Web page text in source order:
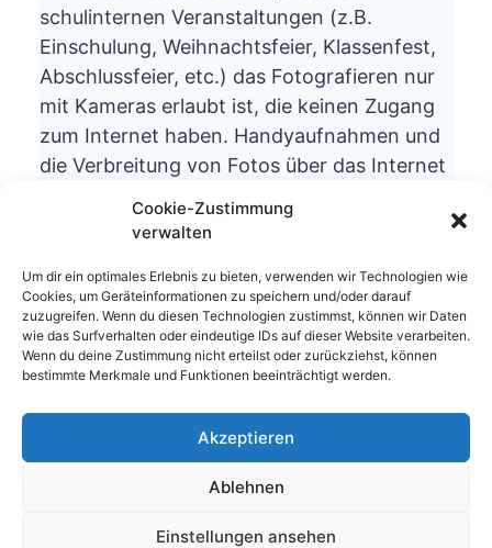
Cookie-Zustimmung
verwalten
Um dir ein optimales Erlebnis zu bieten, verwenden wir Technologien wie
Cookies, um Geräteinformationen zu speichern und/oder darauf
zuzugreifen. Wenn du diesen Technologien zustimmst, können wir Daten
wie das Surfverhalten oder eindeutige IDs auf dieser Website verarbeiten.
Wenn du deine Zustimmung nicht erteilst oder zurückziehst, können
bestimmte Merkmale und Funktionen beeinträchtigt werden.
Akzeptieren
Ablehnen
Einstellungen ansehen
schulinternen Veranstaltungen (z.B.
Einschulung, Weihnachtsfeier, Klassenfest,
Abschlussfeier, etc.) das Fotografieren nur
mit Kameras erlaubt ist, die keinen Zugang
zum Internet haben. Handyaufnahmen und
die Verbreitung von Fotos über das Internet
nicht gestattet.
Die Schulleitung